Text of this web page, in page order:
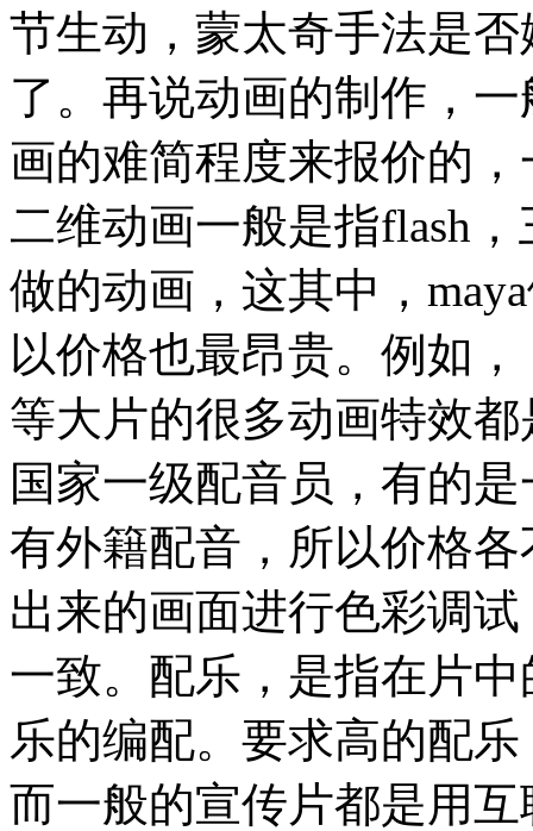
节生动，蒙太奇手法是
了。再说动画的制作，
画的难简程度来报价的
二维动画一般是指flash
做的动画，这其中，
以价格也最昂贵。例如
等大片的很多动画特效
国家一级配音员，有的
有外籍配音，所以价格
出来的画面进行色彩调
一致。配乐，是指在片
乐的编配。要求高的配
而一般的宣传片都是用